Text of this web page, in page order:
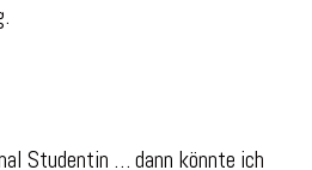
Studentin … dann könnte ich